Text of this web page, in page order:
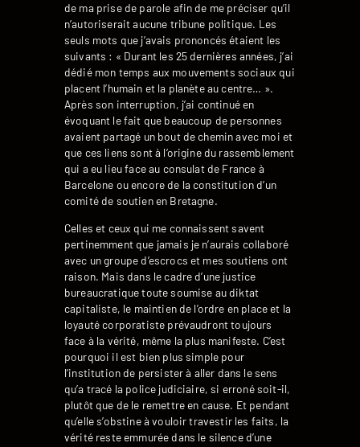
de ma prise de parole afin de me préciser qu’il
n’autoriserait aucune tribune politique. Les
seuls mots que j’avais prononcés étaient les
suivants : « Durant les 25 dernières années, j’ai
dédié mon temps aux mouvements sociaux qui
placent l’humain et la planète au centre… ».
Après son interruption, j’ai continué en
évoquant le fait que beaucoup de personnes
avaient partagé un bout de chemin avec moi et
que ces liens sont à l’origine du rassemblement
qui a eu lieu face au consulat de France à
Barcelone ou encore de la constitution d’un
comité de soutien en Bretagne.
Celles et ceux qui me connaissent savent
pertinemment que jamais je n’aurais collaboré
avec un groupe d’escrocs et mes soutiens ont
raison. Mais dans le cadre d’une justice
bureaucratique toute soumise au diktat
capitaliste, le maintien de l’ordre en place et la
loyauté corporatiste prévaudront toujours
face à la vérité, même la plus manifeste. C’est
pourquoi il est bien plus simple pour
l’institution de persister à aller dans le sens
qu’a tracé la police judiciaire, si erroné soit-il,
plutôt que de le remettre en cause. Et pendant
qu’elle s’obstine à vouloir travestir les faits, la
vérité reste emmurée dans le silence d’une